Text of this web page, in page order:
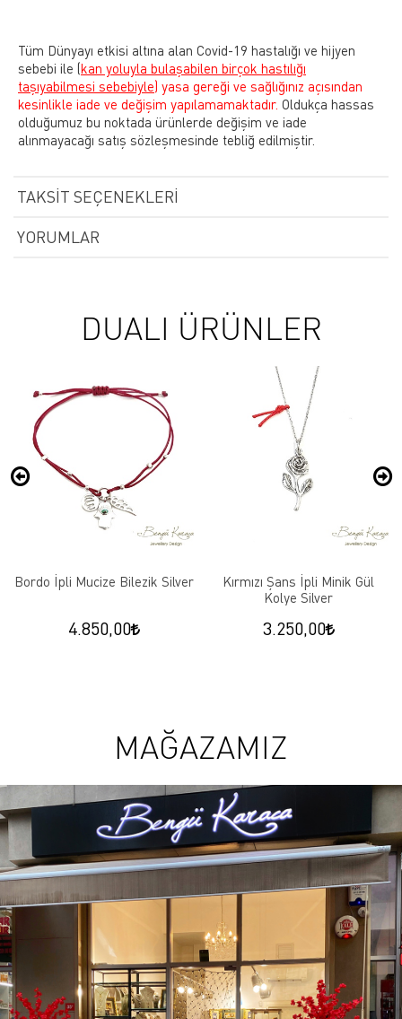
Tüm Dünyayı etkisi altına alan Covid-19 hastalığı ve hijyen
sebebi ile (kan yoluyla bulaşabilen birçok hastılığı
taşıyabilmesi sebebiyle) yasa gereği ve sağlığınız açısından
kesinlikle iade ve değişim yapılamamaktadır. Oldukça hassas
olduğumuz bu noktada ürünlerde değişim ve iade
alınmayacağı satış sözleşmesinde tebliğ edilmiştir.
TAKSIT SEÇENEKLERI
YORUMLAR
DUALI ÜRÜNLER
Bordo İpli Mucize Bilezik Silver
4.850,00
Kırmızı Şans İpli Minik Gül
Kolye Silver
3.250,00
MAĞAZAMIZ